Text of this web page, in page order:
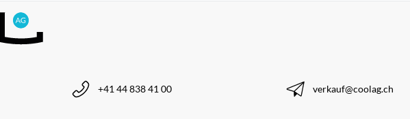
+41 44 838 41 00 verkauf@coolag.ch